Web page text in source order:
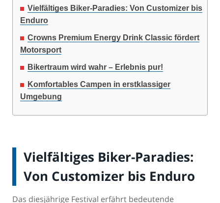
Vielfältiges Biker-Paradies: Von Customizer bis
Enduro
Crowns Premium Energy Drink Classic fördert
Motorsport
Bikertraum wird wahr – Erlebnis pur!
Komfortables Campen in erstklassiger
Umgebung
Vielfältiges Biker-Paradies:
Von Customizer bis Enduro
Das diesjährige Festival erfährt bedeutende